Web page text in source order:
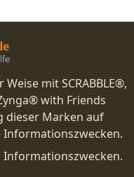
mit SCRABBLE®,
with Friends
dieser Marken auf